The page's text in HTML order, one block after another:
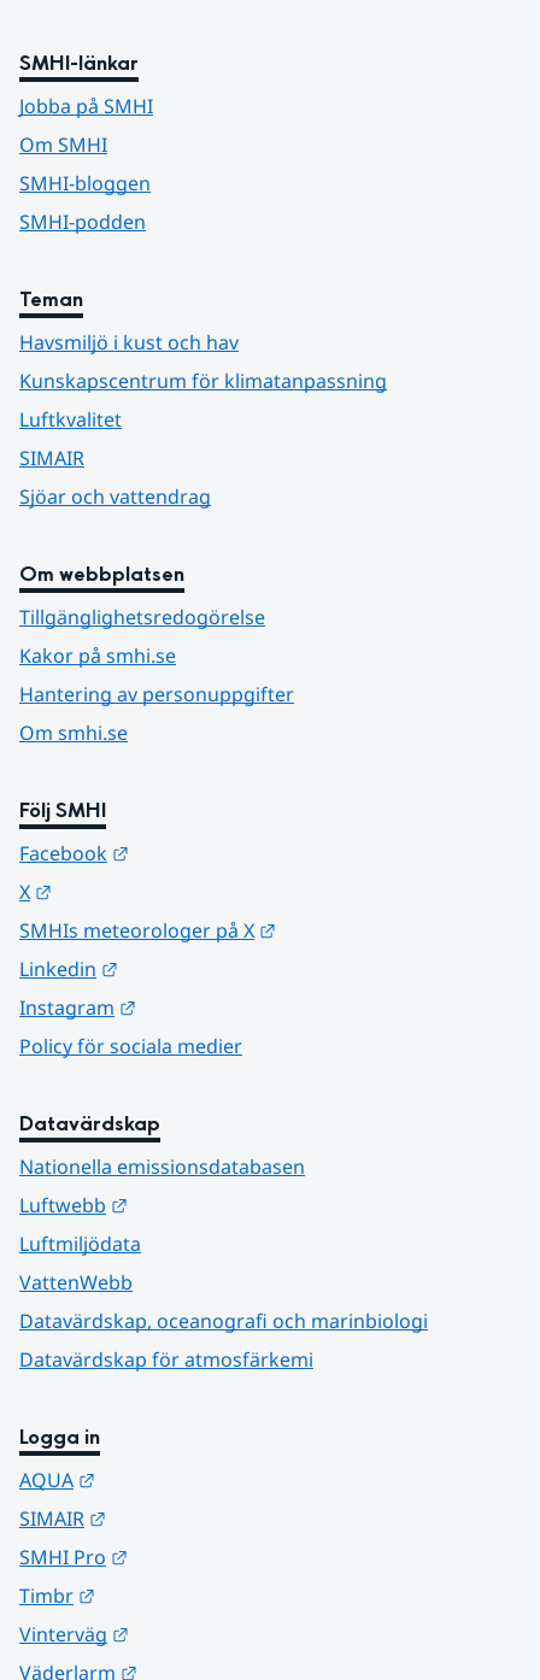
SMHI-länkar
Jobba på SMHI
Om SMHI
SMHI-bloggen
SMHI-podden
Teman
Havsmiljö i kust och hav
Kunskapscentrum för klimatanpassning
Luftkvalitet
SIMAIR
Sjöar och vattendrag
Om webbplatsen
Tillgänglighetsredogörelse
Kakor på smhi.se
Hantering av personuppgifter
Om smhi.se
Följ SMHI
Facebook
X
SMHIs meteorologer på X
Linkedin
Instagram
Policy för sociala medier
Datavärdskap
Nationella emissionsdatabasen
Luftwebb
Luftmiljödata
VattenWebb
Datavärdskap, oceanografi och marinbiologi
Datavärdskap för atmosfärkemi
Logga in
AQUA
SIMAIR
SMHI Pro
Timbr
Vinterväg
Väderlarm